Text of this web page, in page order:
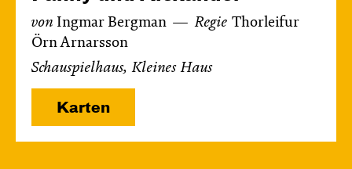
von Ingmar Bergman Regie Thorleifur
Örn Arnarsson
Schauspielhaus, Kleines Haus
Karten